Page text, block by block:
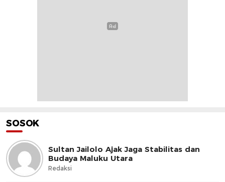
SOSOK
Sultan Jailolo Ajak Jaga Stabilitas dan
Budaya Maluku Utara
Redaksi